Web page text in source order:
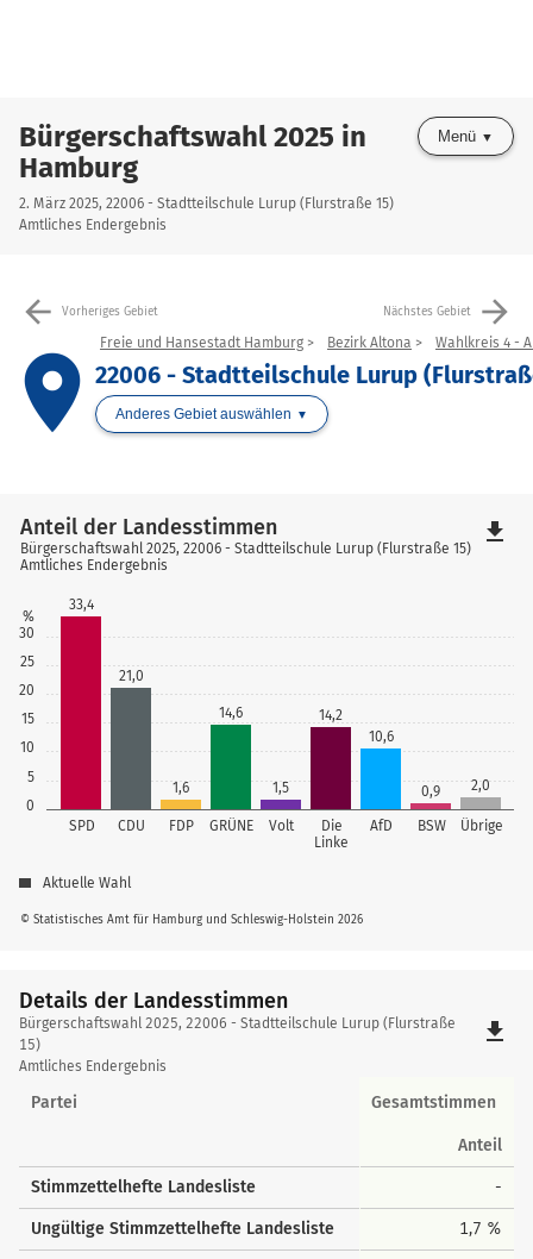
Bürgerschaftswahl 2025 in
Hamburg
2. März 2025, 22006 - Stadtteilschule Lurup (Flurstraße 15)
Amtliches Endergebnis
Menü
arrow_back Vorheriges Gebiet Nächstes Gebiet arrow_forward
place
Freie und Hansestadt Hamburg Bezirk Altona Wahlkreis 4 -
22006 - Stadtteilschule Lurup
Anderes Gebiet auswählen
0
5
10
15
20
25
30
%
SPD CDU FDP GRÜNE Volt
Die
Linke
AfD BSW Übrige
33,4
21,0
1,6
14,6
1,5
14,2
10,6
0,9 2,0
© Statistisches Amt für Hamburg und Schleswig-Holstein 2026
Anteil der Landesstimmen
Bürgerschaftswahl 2025, 22006 - Stadtteilschule Lurup (Flurstraße 15)
Amtliches Endergebnis
Aktuelle Wahl
file_download
Details der Landesstimmen
Details
der
Landesstimmen
Bürgerschaftswahl 2025, 22006 - Stadtteilschule Lurup (Flurstraße
15)
Amtliches Endergebnis
file_download
Partei Gesamtstimmen
Anteil
Stimmzettelhefte Landesliste -
Ungültige Stimmzettelhefte Landesliste 1,7 %